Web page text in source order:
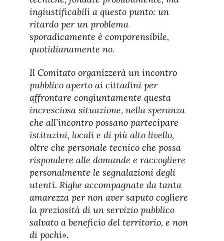
ingiustificabili a questo punto: un
ritardo per un problema
sporadicamente è comporensibile,
quotidianamente no.
Il Comitato organizzerà un incontro
pubblico aperto ai cittadini per
affrontare congiuntamente questa
incresciosa situazione, nella speranza
che all’incontro possano partecipare
istituzini, locali e di più alto livello,
oltre che personale tecnico che possa
rispondere alle domande e raccogliere
personalmente le segnalazioni degli
utenti. Righe accompagnate da tanta
amarezza per non aver saputo cogliere
la preziosità di un servizio pubblico
salvato a beneficio del territorio, e non
di pochi».